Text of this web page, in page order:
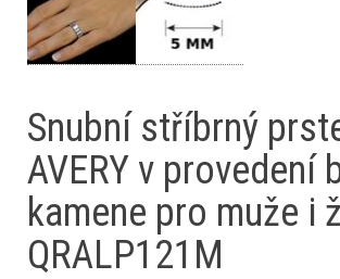
Snubní stříbrný
AVERY v provedení
kamene pro muže i
QRALP121M